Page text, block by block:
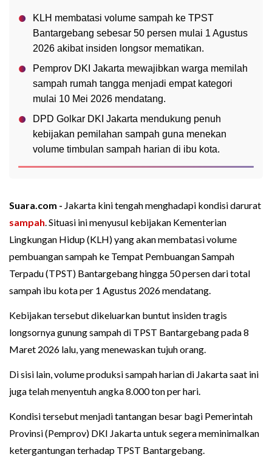
KLH membatasi volume sampah ke TPST
Bantargebang sebesar 50 persen mulai 1 Agustus
2026 akibat insiden longsor mematikan.
Pemprov DKI Jakarta mewajibkan warga memilah
sampah rumah tangga menjadi empat kategori
mulai 10 Mei 2026 mendatang.
DPD Golkar DKI Jakarta mendukung penuh
kebijakan pemilahan sampah guna menekan
volume timbulan sampah harian di ibu kota.
Suara.com - Jakarta kini tengah menghadapi kondisi darurat
sampah. Situasi ini menyusul kebijakan Kementerian
Lingkungan Hidup (KLH) yang akan membatasi volume
pembuangan sampah ke Tempat Pembuangan Sampah
Terpadu (TPST) Bantargebang hingga 50 persen dari total
sampah ibu kota per 1 Agustus 2026 mendatang.
Kebijakan tersebut dikeluarkan buntut insiden tragis
longsornya gunung sampah di TPST Bantargebang pada 8
Maret 2026 lalu, yang menewaskan tujuh orang.
Di sisi lain, volume produksi sampah harian di Jakarta saat ini
juga telah menyentuh angka 8.000 ton per hari.
Kondisi tersebut menjadi tantangan besar bagi Pemerintah
Provinsi (Pemprov) DKI Jakarta untuk segera meminimalkan
ketergantungan terhadap TPST Bantargebang.